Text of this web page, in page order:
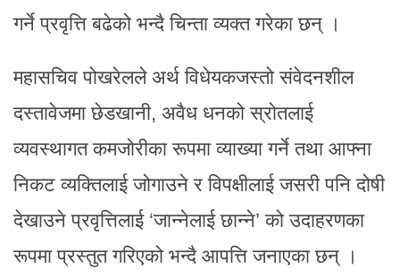
गर्ने प्रवृत्ति बढेको भन्दै चिन्ता व्यक्त गरेका छन् ।
महासचिव पोखरेलले अर्थ विधेयकजस्तो संवेदनशील
दस्तावेजमा छेडखानी, अवैध धनको स्रोतलाई
व्यवस्थागत कमजोरीका रूपमा व्याख्या गर्ने तथा आफ्ना
निकट व्यक्तिलाई जोगाउने र विपक्षीलाई जसरी पनि दोषी
देखाउने प्रवृत्तिलाई ‘जान्नेलाई छान्ने’ को उदाहरणका
रूपमा प्रस्तुत गरिएको भन्दै आपत्ति जनाएका छन् ।